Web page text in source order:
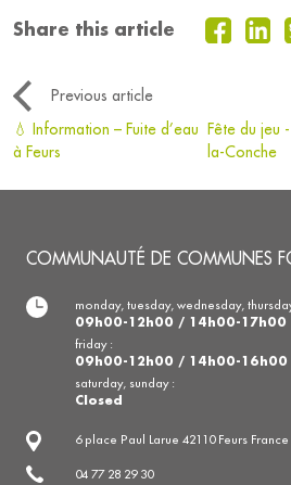
Share this article
Previous article
💧 Information – Fuite d’eau
à Feurs
Fête du jeu
la-Conche
COMMUNAUTÉ DE COMMUNES
6 place Paul Larue 42110 Feurs France
04 77 28 29 30
monday, tuesday, wednesday,
09h00-12h00 / 14h00-17h00
friday :
09h00-12h00 / 14h00-16h00
saturday, sunday :
Closed